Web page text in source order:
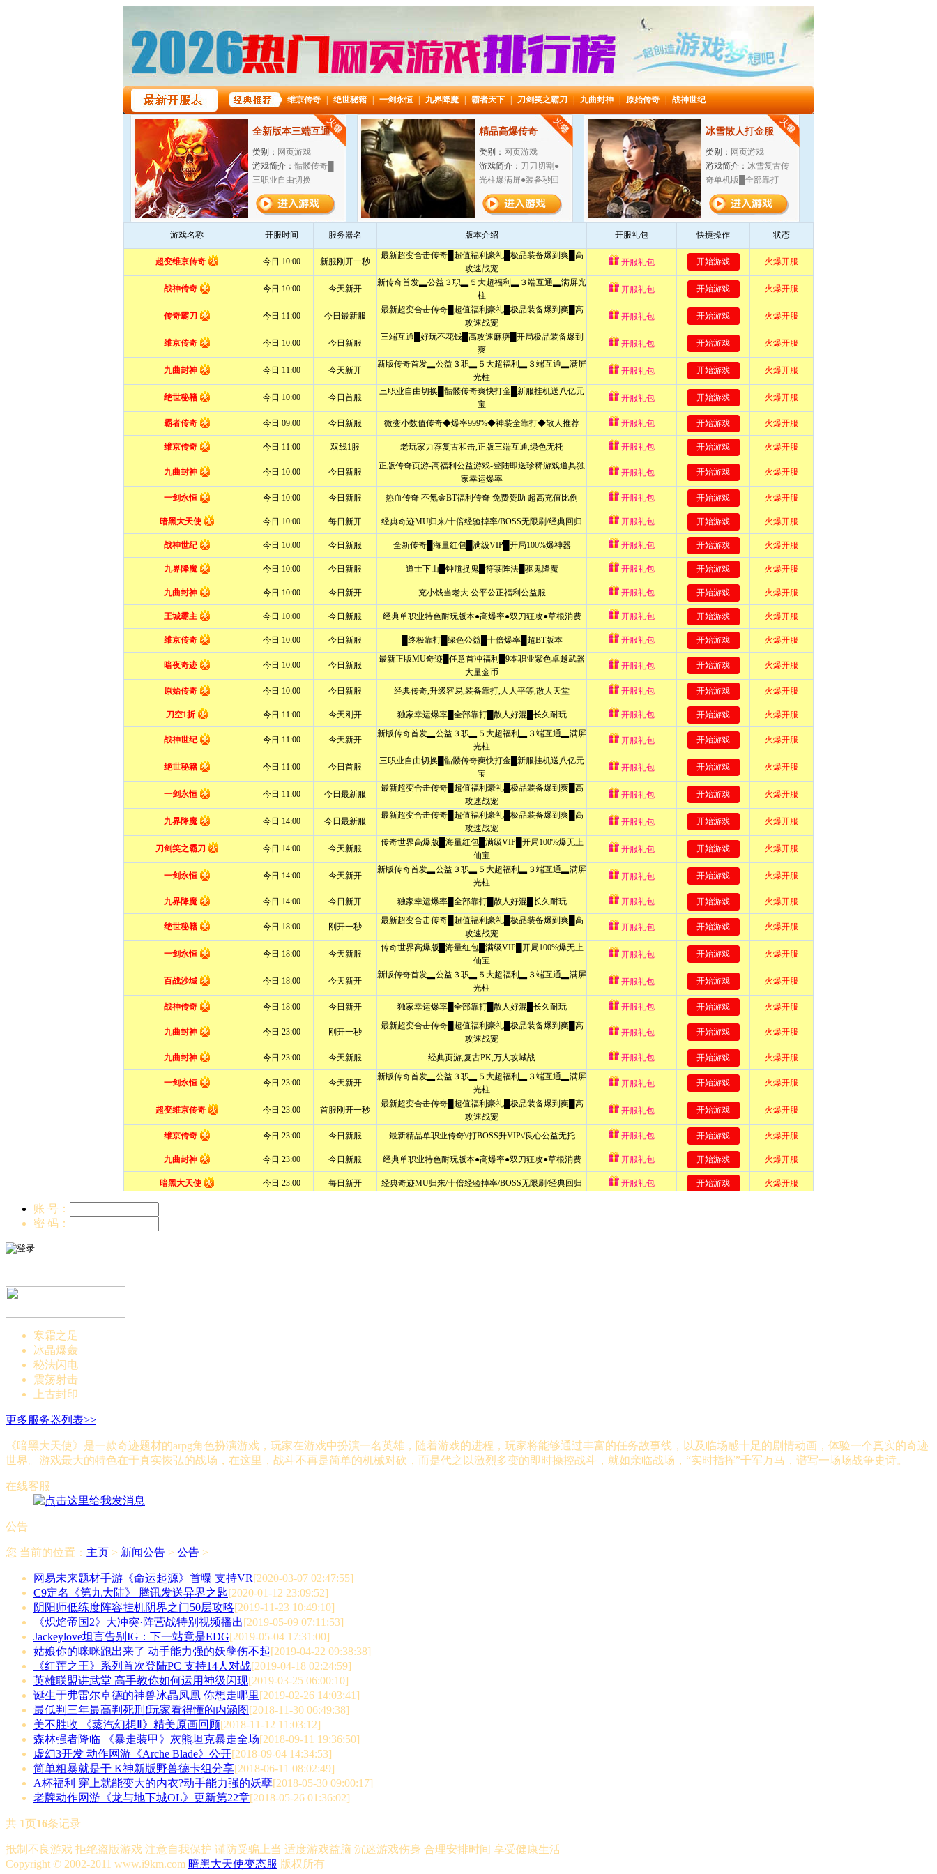
账 号：
密 码：
寒霜之足
冰晶爆轰
秘法闪电
震荡射击
上古封印
更多服务器列表>>
《暗黑大天使》是一款奇迹题材的arpg角色扮演游戏，玩家在游戏中扮演一名英雄，随着游戏的进程，玩家将能够通过丰富的任务故事线，以及临场感十足的剧情动画，体验一个真实的奇迹
世界。游戏最大的特色在于真实恢弘的战场，在这里，战斗不再是简单的机械对砍，而是代之以激烈多变的即时操控战斗，就如亲临战场，“实时指挥”千军万马，谱写一场场战争史诗。
在线客服
公告
您 当前的位置： 主页 > 新闻公告 > 公告 >
网易未来题材手游《命运起源》首曝 支持VR[2020-03-07 02:47:55]
C9定名《第九大陆》 腾讯发送异界之匙[2020-01-12 23:09:52]
阴阳师低练度阵容挂机阴界之门50层攻略[2019-11-23 10:49:10]
《炽焰帝国2》大冲突·阵营战特别视频播出[2019-05-09 07:11:53]
Jackeylove坦言告别IG：下一站竟是EDG[2019-05-04 17:31:00]
姑娘你的咪咪跑出来了 动手能力强的妖孽伤不起[2019-04-22 09:38:38]
《红莲之王》系列首次登陆PC 支持14人对战[2019-04-18 02:24:59]
英雄联盟讲武堂 高手教你如何运用神级闪现[2019-03-25 06:00:10]
诞生于弗雷尔卓德的神兽冰晶凤凰 你想走哪里[2019-02-26 14:03:41]
最低判三年最高判死刑!玩家看得懂的内涵图[2018-11-30 06:49:38]
美不胜收 《蒸汽幻想Ⅱ》精美原画回顾[2018-11-12 11:03:12]
森林强者降临 《暴走装甲》灰熊坦克暴走全场[2018-09-11 19:36:50]
虚幻3开发 动作网游《Arche Blade》公开[2018-09-04 14:34:53]
简单粗暴就是干 K神新版野兽德卡组分享[2018-06-11 08:02:49]
A杯福利 穿上就能变大的内衣?动手能力强的妖孽[2018-05-30 09:00:17]
老牌动作网游《龙与地下城OL》更新第22章[2018-05-26 01:36:02]
共 1页16条记录
抵制不良游戏 拒绝盗版游戏 注意自我保护 谨防受骗上当 适度游戏益脑 沉迷游戏伤身 合理安排时间 享受健康生活
Copyright © 2002-2011 www.i9km.com 暗黑大天使变态服 版权所有